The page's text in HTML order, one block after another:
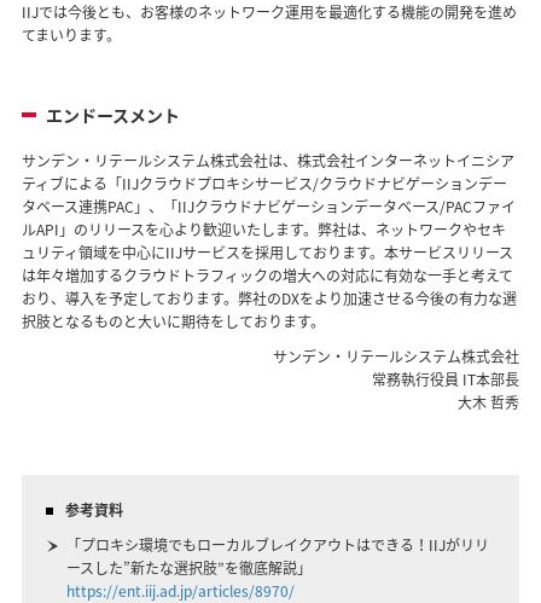
IIJでは今後とも、お客様のネットワーク運用を最適化する機能の開発を進め
てまいります。
エンドースメント
サンデン・リテールシステム株式会社は、株式会社インターネットイニシア
ティブによる「IIJクラウドプロキシサービス/クラウドナビゲーションデー
タベース連携PAC」、「IIJクラウドナビゲーションデータベース/PACファイ
ルAPI」のリリースを心より歓迎いたします。弊社は、ネットワークやセキ
ュリティ領域を中心にIIJサービスを採用しております。本サービスリリース
は年々増加するクラウドトラフィックの増大への対応に有効な一手と考えて
おり、導入を予定しております。弊社のDXをより加速させる今後の有力な選
択肢となるものと大いに期待をしております。
サンデン・リテールシステム株式会社
常務執行役員 IT本部長
大木 哲秀
参考資料
「プロキシ環境でもローカルブレイクアウトはできる！IIJがリリ
ースした”新たな選択肢”を徹底解説」
https://ent.iij.ad.jp/articles/8970/